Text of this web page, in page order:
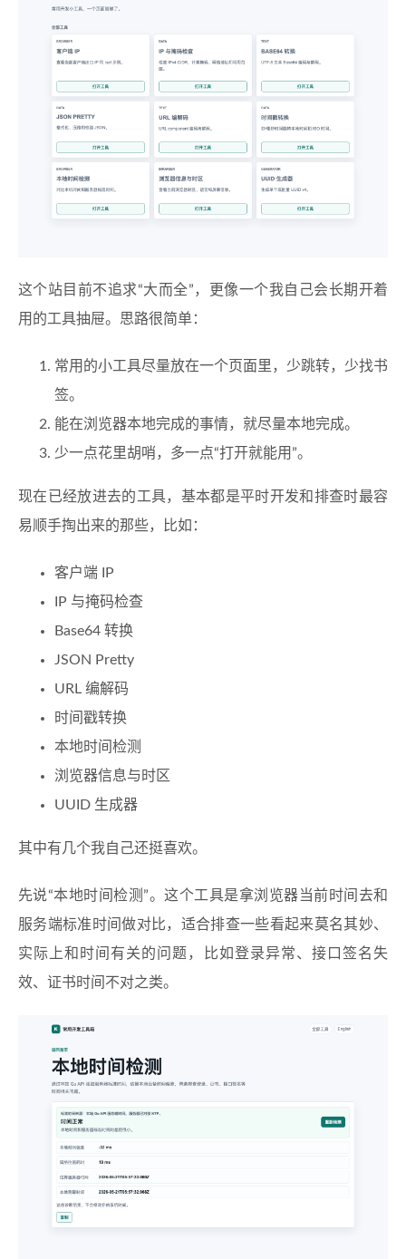
这个站目前不追求“大而全”，更像一个我自己会长期开着
用的工具抽屉。思路很简单：
常用的小工具尽量放在一个页面里，少跳转，少找书
签。
能在浏览器本地完成的事情，就尽量本地完成。
少一点花里胡哨，多一点“打开就能用”。
现在已经放进去的工具，基本都是平时开发和排查时最容
易顺手掏出来的那些，比如：
客户端 IP
IP 与掩码检查
Base64 转换
JSON Pretty
URL 编解码
时间戳转换
本地时间检测
浏览器信息与时区
UUID 生成器
其中有几个我自己还挺喜欢。
先说“本地时间检测”。这个工具是拿浏览器当前时间去和
服务端标准时间做对比，适合排查一些看起来莫名其妙、
实际上和时间有关的问题，比如登录异常、接口签名失
效、证书时间不对之类。